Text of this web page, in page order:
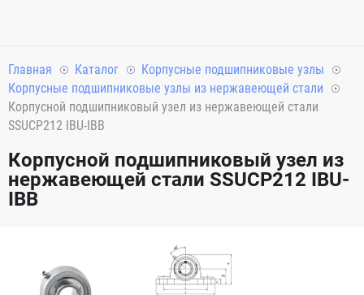
Главная Каталог
Корпусные подшипниковые узлы
Корпусные подшипниковые узлы из нержавеющей стали
Корпусной подшипниковый узел из нержавеющей стали
SSUCP212 IBU-IBB
Корпусной подшипниковый узел из
нержавеющей стали SSUCP212 IBU-
IBB